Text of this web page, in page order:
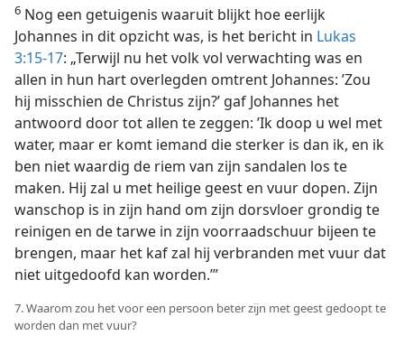
6 Nog een getuigenis waaruit blijkt hoe eerlijk
Johannes in dit opzicht was, is het bericht in Lukas
3:15-17: „Terwijl nu het volk vol verwachting was en
allen in hun hart overlegden omtrent Johannes: ’Zou
hij misschien de Christus zijn?’ gaf Johannes het
antwoord door tot allen te zeggen: ’Ik doop u wel met
water, maar er komt iemand die sterker is dan ik, en ik
ben niet waardig de riem van zijn sandalen los te
maken. Hij zal u met heilige geest en vuur dopen. Zijn
wanschop is in zijn hand om zijn dorsvloer grondig te
reinigen en de tarwe in zijn voorraadschuur bijeen te
brengen, maar het kaf zal hij verbranden met vuur dat
niet uitgedoofd kan worden.’”
7. Waarom zou het voor een persoon beter zijn met geest gedoopt te
worden dan met vuur?